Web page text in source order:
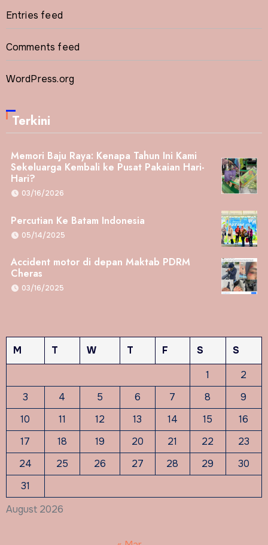
Entries feed
Comments feed
WordPress.org
Terkini
Memori Baju Raya: Kenapa Tahun Ini Kami
Sekeluarga Kembali ke Pusat Pakaian Hari-
Hari?
03/16/2026
Percutian Ke Batam Indonesia
05/14/2025
Accident motor di depan Maktab PDRM
Cheras
03/16/2025
August 2026
M T W T F S
S
1
2
3
4 5 6 7 8
9
10
11 12 13 14 15
16
17
18 19 20 21 22
23
24
25 26 27 28 29
30
31